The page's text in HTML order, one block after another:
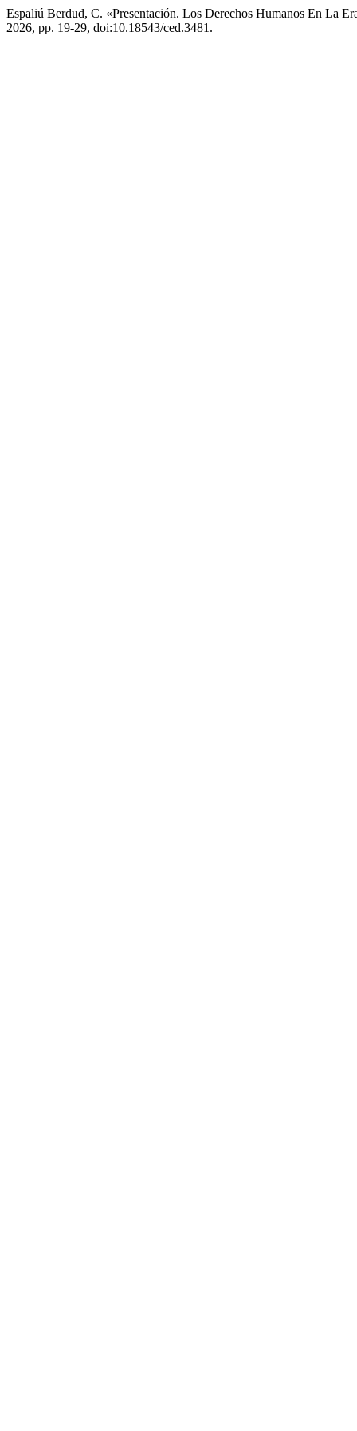
Espaliú Berdud, C. «Presentación. Los Derechos Humanos En La
2026, pp. 19-29, doi:10.18543/ced.3481.